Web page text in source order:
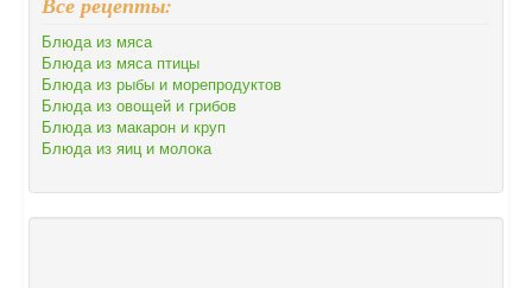
Блюда из мяса
Блюда из мяса птицы
Блюда из рыбы и морепродуктов
Блюда из овощей и грибов
Блюда из макарон и круп
Блюда из яиц и молока